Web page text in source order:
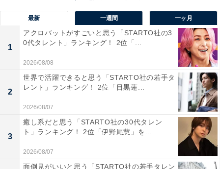
1位：織田信長
1位は、織田信長でした。「尾張の大うつけ」と呼ばれ
た青年時代を経て、“天下布武（てんかふぶ）”を掲げて
室町幕府を滅亡させ、その後の日本の歴史を大きく変え
た人物。今川義元を打ち破った「桶狭間の戦い」をはじ
め、数々の戦いに勝利して天下統一目前まで辿り着きま
した。
回答者からは、「先進的な考え方を持っているため（60
代男性／神奈川県）」「若かりし頃からおおうつけと呼
ばれ、それでも次々と成功を重ね経済などを発達させた
最新 一週間 一ヶ月
1
アクロバットがすごいと思う「STARTO社の3
0代タレント」ランキング！ 2位「...
2026/08/08
2
世界で活躍できると思う「STARTO社の若手タ
レント」ランキング！ 2位「目黒蓮...
2026/08/07
3
癒し系だと思う「STARTO社の30代タレン
ト」ランキング！ 2位「伊野尾慧」を...
2026/08/07
面倒見がいいと思う「STARTO社の若手タレン